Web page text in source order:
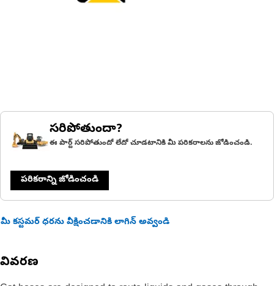
సరిపోతుందా?
ఈ పార్ట్ సరిపోతుందో లేదో చూడటానికి మీ పరికరాలను జోడించండి.
పరికరాన్ని జోడించండి
మీ కస్టమర్ ధరను వీక్షించడానికి లాగిన్ అవ్వండి
వివరణ